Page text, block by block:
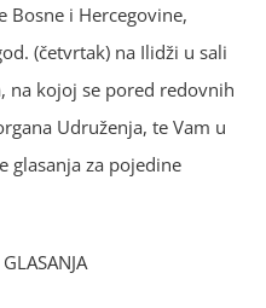
Bosne i Hercegovine,
(četvrtak) na Ilidži u sali
na kojoj se pored redovnih
Udruženja, te Vam u
glasanja za pojedine